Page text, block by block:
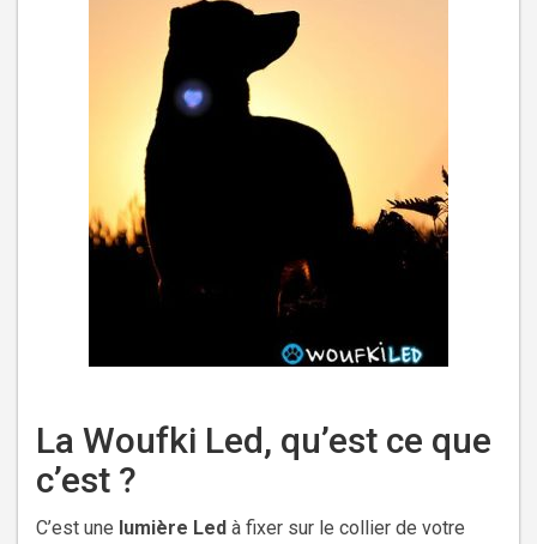
La Woufki Led, qu’est ce que
c’est ?
C’est une lumière Led à fixer sur le collier de votre